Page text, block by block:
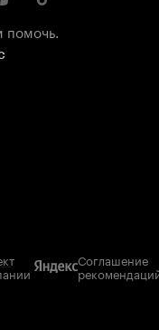
помочь.
Соглашение